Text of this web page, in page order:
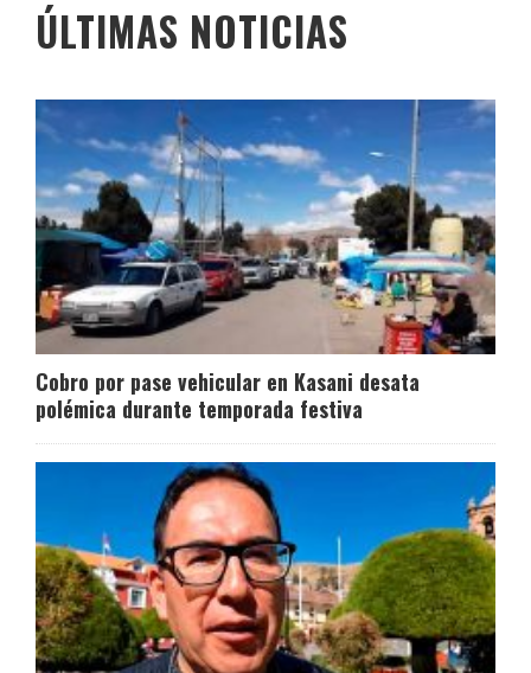
ÚLTIMAS NOTICIAS
Cobro por pase vehicular en Kasani desata
polémica durante temporada festiva